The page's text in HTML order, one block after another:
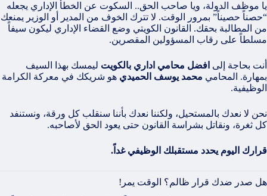
يا موظف الدولة، ويا صاحب الحق.. السكوت عن الخطأ الإداري يجعله
“حصناً حصيناً” بمرور الوقت. لا تترك الخوف من المدير أو الوزير يمنعك
من المطالبة بحقك. القانون الكويتي وضع القضاء الإداري ليكون سيفاً
مسلطاً على رقاب المسؤولين المقصرين.
أنت بحاجة إلى افضل محامي اداري بالكويت ليمسك بهذا السيف
بمهارة. المحامي محمد يوسف الحميدي هو شريكك في معركة الكرامة
الوظيفية.
نحن لا نعدك بالمستحيل، ولكننا نعدك بأننا سنقلب كل ورقة، ونستنفد
كل ثغرة، ونقاتل بشراسة القانون حتى يعود الحق لأصاحبه.
قرارك اليوم يحدد مستقبلك الوظيفي غداً.
هل صدر ضدك قرار ظالم؟ الوقت يمر!